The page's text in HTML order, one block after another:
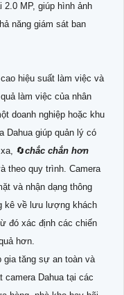
MP, giúp hình ảnh
năng giám sát ban
hiệu suất làm việc và
làm việc của nhân
doanh nghiệp hoặc khu
Dahua giúp quản lý có
🔄chắc chắn hơn
theo quy trình. Camera
và nhận dạng thông
kê về lưu lượng khách
đó xác định các chiến
hơn.
gia tăng sự an toàn và
camera Dahua tại các